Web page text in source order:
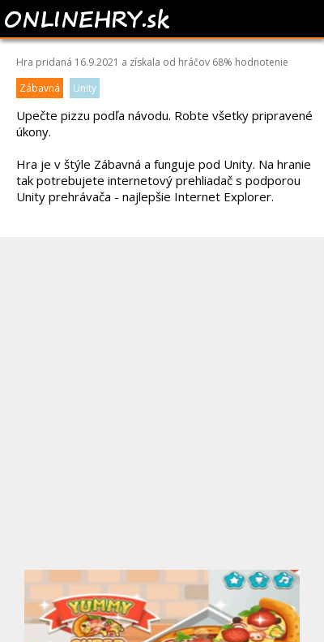
YUMMY SUPER PIZZA
Hra pridaná 16.9.2021 a získala od hráčov 68% hodnotenie
Zábavná
Unity
Upečte pizzu podľa návodu. Robte všetky pripravené
úkony.
Hra je v štýle Zábavná a funguje pod Unity. Na hranie
tak potrebujete internetový prehliadač s podporou
Unity prehrávača - najlepšie Internet Explorer.